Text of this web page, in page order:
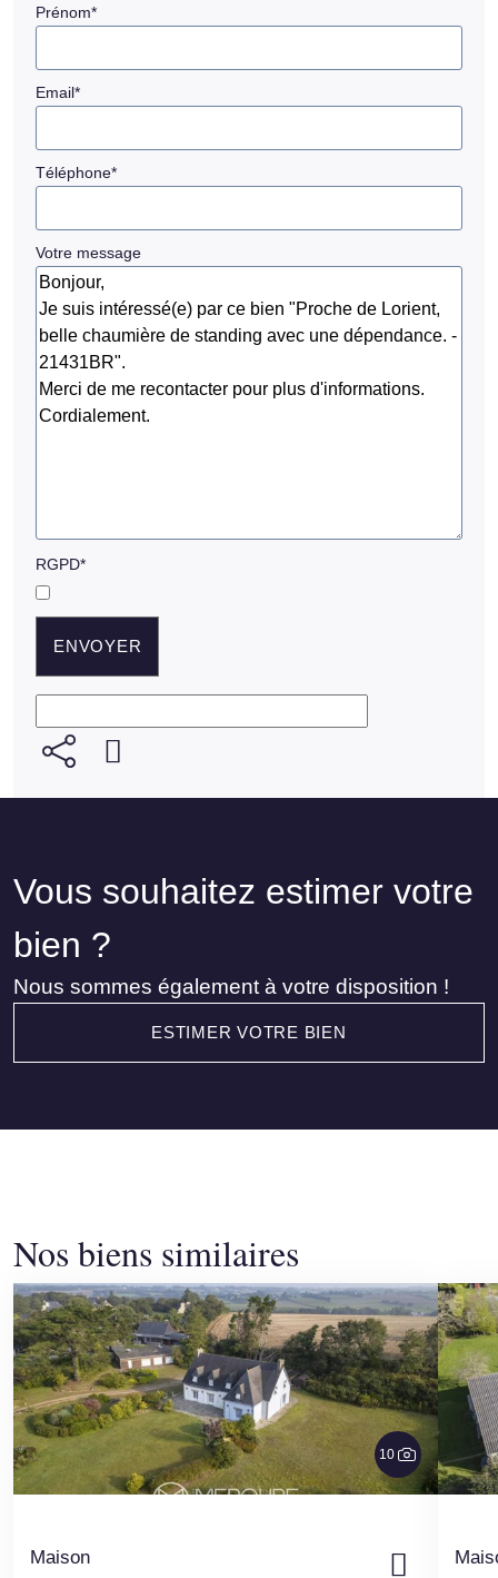
Prénom*
Email*
Téléphone*
Votre message
RGPD*
Vous souhaitez estimer votre
bien ?
Nous sommes également à votre disposition !
ESTIMER VOTRE BIEN
Nos biens similaires
10
Maison